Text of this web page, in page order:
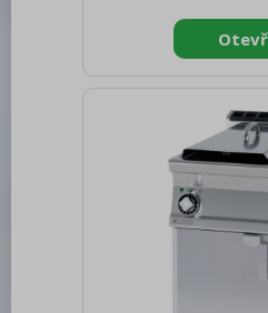
spotřebiče:
Konstruční typ
Příkon elektrický
ovládacích prvků:
zařízení: Nerezové
Kontrolky: chodu a